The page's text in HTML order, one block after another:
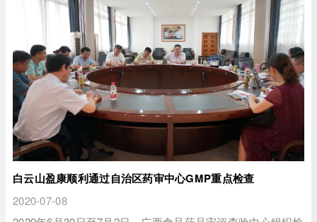
白云山盈康顺利通过自治区药审中心GMP重点检查
2020-07-08